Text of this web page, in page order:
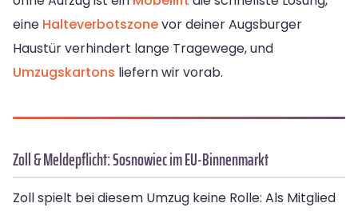
eine Halteverbotszonevor deiner Augsburger
Haustür verhindert lange Tragewege, und
Umzugskartons liefern wir vorab.
Zoll & Meldepflicht: Sosnowiec im EU-Binnenmarkt
Zoll spielt bei diesem Umzug keine Rolle: Als Mitglied